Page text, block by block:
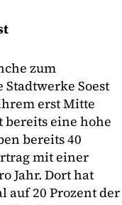
zum
Soest
erst Mitte
eine hohe
bereits 40
mit einer
Jahr. Dort hat
auf 20 Prozent der